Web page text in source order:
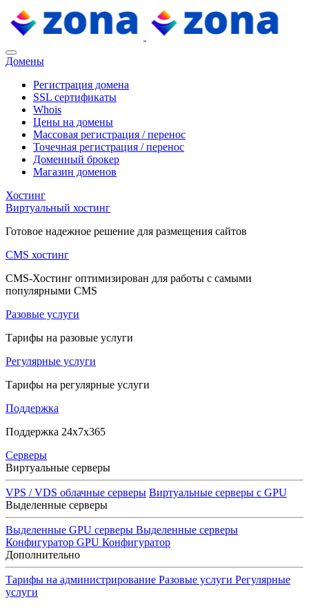
Домены
Регистрация домена
SSL сертификаты
Whois
Цены на домены
Массовая регистрация / перенос
Точечная регистрация / перенос
Доменный брокер
Магазин доменов
Хостинг
Виртуальный хостинг
Готовое надежное решение для размещения сайтов
CMS хостинг
CMS-Хостинг оптимизирован для работы с самыми
популярными CMS
Разовые услуги
Тарифы на разовые услуги
Регулярные услуги
Тарифы на регулярные услуги
Поддержка
Поддержка 24x7x365
Серверы
Виртуальные серверы
VPS / VDS облачные серверы Виртуальные серверы с GPU
Выделенные серверы
Выделенные GPU серверы Выделенные серверы
Конфигуратор GPU Конфигуратор
Дополнительно
Тарифы на администрирование Разовые услуги Регулярные
услуги